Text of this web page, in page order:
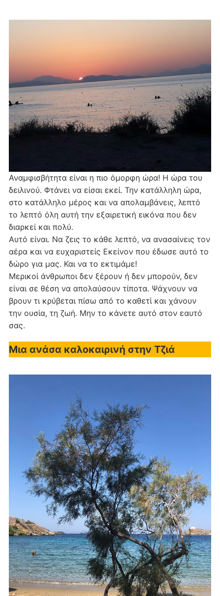
Αναμφισβήτητα είναι η πιο όμορφη ώρα! Η ώρα του
δειλινού. Φτάνει να είσαι εκεί. Την κατάλληλη ώρα,
στο κατάλληλο μέρος και να απολαμβάνεις, λεπτό
το λεπτό όλη αυτή την εξαιρετική εικόνα που δεν
διαρκεί και πολύ.
Αυτό είναι. Να ζεις το κάθε λεπτό, να ανασαίνεις τον
αέρα και να ευχαριστείς Εκείνον που έδωσε αυτό το
δώρο για μας. Και να το εκτιμάμε!
Μερικοί άνθρωποι δεν ξέρουν ή δεν μπορούν, δεν
είναι σε θέση να απολαύσουν τίποτα. Ψάχνουν να
βρουν τι κρύβεται πίσω από το καθετί και χάνουν
την ουσία, τη ζωή. Μην το κάνετε αυτό στον εαυτό
σας.
Μια ανάσα καλοκαιρινή στην Τζιά